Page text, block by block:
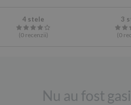
4 stele
(0recenzii)
3
(0
Nu au fost